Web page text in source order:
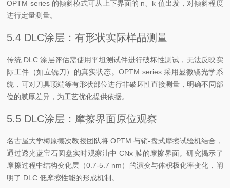
OPTM series 的倾斜模式可从上下界面的 n、k 值出发，对倾斜程度
进行定量测量。
5.4 DLC涂层：有形状实际样品测量
传统 DLC 涂层评估需使用平坦测试件进行破坏性测试，无法反映实
际工件（如立铣刀）的真实状态。OPTM series 采用显微镜光学系
统，可对刀具顶端等有形状部位进行非破坏性直接测量，明确不同部
位的膜厚差异，为工艺优化提供依据。
5.5 DLC涂层：摩擦界面原位观察
名古屋大学梅原德次教授团队将 OPTM 与销-盘式摩擦试验机结合，
通过透光蓝宝石圆盘实时观察油中 CNx 膜的摩擦界面。研究揭示了
摩擦过程中结构变化层（0.7-5.7 nm）的演变与体积极化率变化，阐
明了 DLC 低摩擦性能的形成机制。